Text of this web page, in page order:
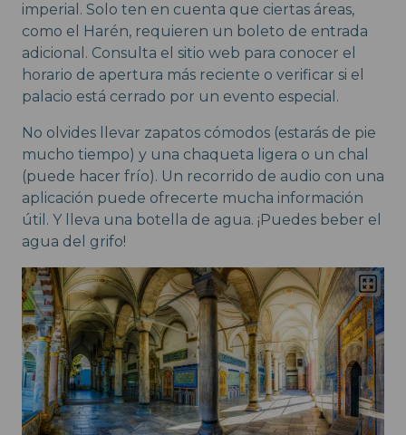
imperial. Solo ten en cuenta que ciertas áreas,
como el Harén, requieren un boleto de entrada
adicional. Consulta el sitio web para conocer el
horario de apertura más reciente o verificar si el
palacio está cerrado por un evento especial.
No olvides llevar zapatos cómodos (estarás de pie
mucho tiempo) y una chaqueta ligera o un chal
(puede hacer frío). Un recorrido de audio con una
aplicación puede ofrecerte mucha información
útil. Y lleva una botella de agua. ¡Puedes beber el
agua del grifo!